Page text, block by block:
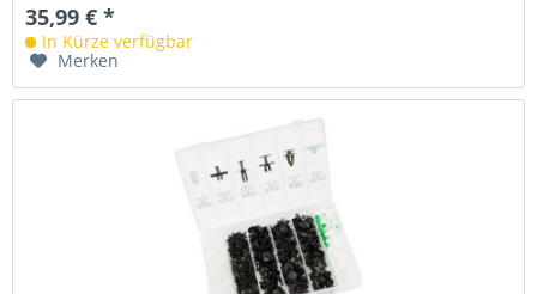
35,99 € *
In Kürze verfügbar
Merken